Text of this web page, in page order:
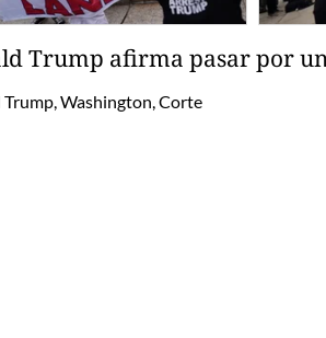
Trump afirma pasar por
Trump, Washington, Corte